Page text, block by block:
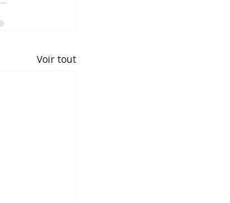
Voir tout